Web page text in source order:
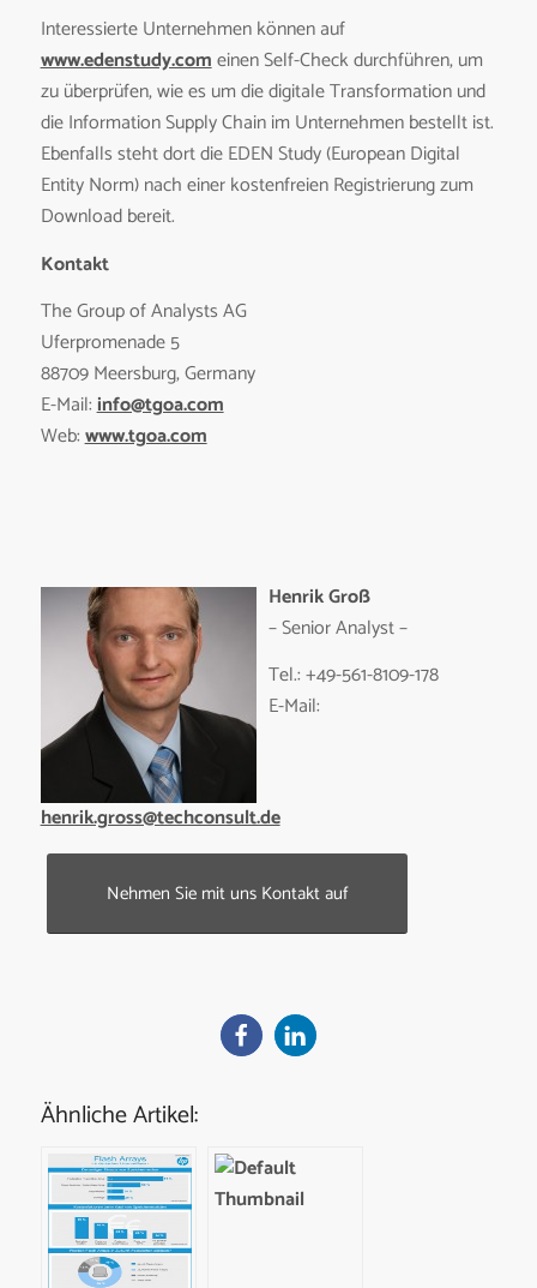
Interessierte Unternehmen können auf
www.edenstudy.comeinen Self-Check durchführen, um
zu überprüfen, wie es um die digitale Transformation und
die Information Supply Chain im Unternehmen bestellt ist.
Ebenfalls steht dort die EDEN Study (European Digital
Entity Norm) nach einer kostenfreien Registrierung zum
Download bereit.
Kontakt
The Group of Analysts AG
Uferpromenade 5
88709 Meersburg, Germany
E-Mail:info@tgoa.com
Web:www.tgoa.com
Henrik Groß
– Senior Analyst –
Tel.: +49-561-8109-178
E-Mail:
henrik.gross@techconsult.de
Nehmen Sie mit uns Kontakt auf
Ähnliche Artikel: